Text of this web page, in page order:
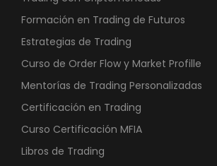
Formación en Trading de Futuros
Estrategias de Trading
Curso de Order Flow y Market Profille
Mentorías de Trading Personalizadas
Certificación en Trading
Curso Certificación MFIA
Libros de Trading